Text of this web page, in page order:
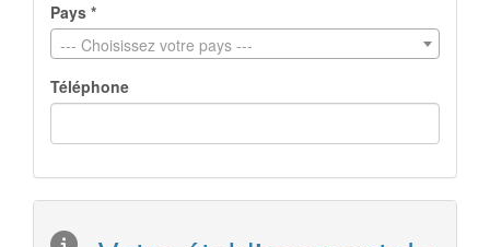
Pays *
--- Choisissez votre pays ---
Téléphone